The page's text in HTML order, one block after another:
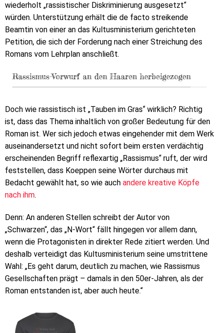
wiederholt „rassistischer Diskriminierung ausgesetzt“
würden. Unterstützung erhält die de facto streikende
Beamtin von einer an das Kultusministerium gerichteten
Petition, die sich der Forderung nach einer Streichung des
Romans vom Lehrplan anschließt.
Rassismus-Vorwurf an den Haaren herbeigezogen
Doch wie rassistisch ist „Tauben im Gras“ wirklich? Richtig
ist, dass das Thema inhaltlich von großer Bedeutung für den
Roman ist. Wer sich jedoch etwas eingehender mit dem Werk
auseinandersetzt und nicht sofort beim ersten verdächtig
erscheinenden Begriff reflexartig „Rassismus“ ruft, der wird
feststellen, dass Koeppen seine Wörter durchaus mit
Bedacht gewählt hat, so wie auch andere kreative Köpfe
nach ihm.
Denn: An anderen Stellen schreibt der Autor von
„Schwarzen“, das „N-Wort“ fällt hingegen vor allem dann,
wenn die Protagonisten in direkter Rede zitiert werden. Und
deshalb verteidigt das Kultusministerium seine umstrittene
Wahl: „Es geht darum, deutlich zu machen, wie Rassismus
Gesellschaften prägt – damals in den 50er-Jahren, als der
Roman entstanden ist, aber auch heute.“